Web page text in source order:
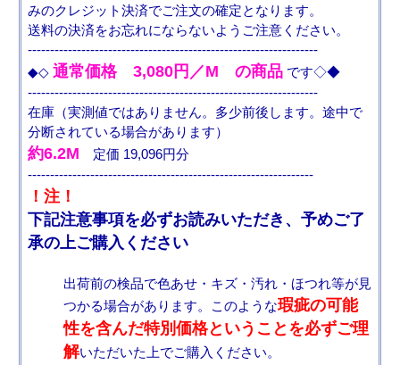
みのクレジット決済でご注文の確定となります。
送料の決済をお忘れにならないようご注意ください。
-----------------------------------------------------------------
◆◇ 通常価格 3,080円／M の商品です◇◆
-----------------------------------------------------------------
在庫（実測値ではありません。多少前後します。途中で
分断されている場合があります）
約6.2M 定価 19,096円分
----------------------------------------------------------------
！注！
下記注意事項を必ずお読みいただき、予めご了
承の上ご購入ください
出荷前の検品で色あせ・キズ・汚れ・ほつれ等が見
つかる場合があります。このような瑕疵の可能
性を含んだ特別価格ということを必ずご理
解いただいた上でご購入ください。